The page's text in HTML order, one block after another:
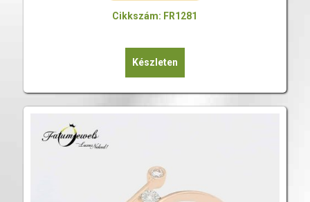
Cikkszám: FR1281
Készleten